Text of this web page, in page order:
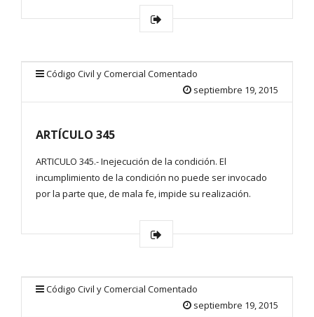
Código Civil y Comercial Comentado
septiembre 19, 2015
ARTÍCULO 345
ARTICULO 345.- Inejecución de la condición. El
incumplimiento de la condición no puede ser invocado
por la parte que, de mala fe, impide su realización.
Código Civil y Comercial Comentado
septiembre 19, 2015